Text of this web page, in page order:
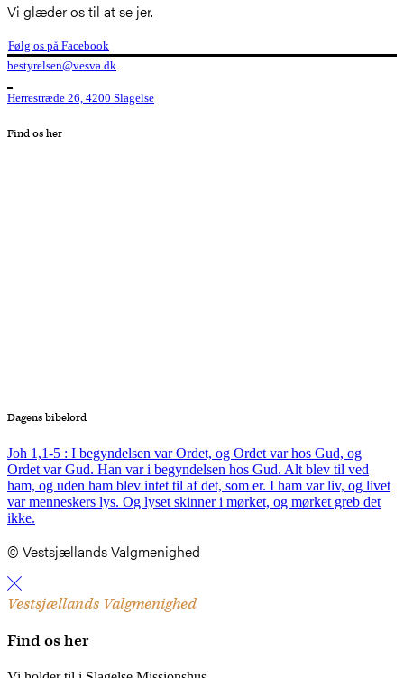
Vi glæder os til at se jer.
Følg os på Facebook
bestyrelsen@vesva.dk
Herrestræde 26, 4200 Slagelse
Find os her
Dagens bibelord
Joh 1,1-5 : I begyndelsen var Ordet, og Ordet var hos Gud, og
Ordet var Gud. Han var i begyndelsen hos Gud. Alt blev til ved
ham, og uden ham blev intet til af det, som er. I ham var liv, og livet
var menneskers lys. Og lyset skinner i mørket, og mørket greb det
ikke.
© Vestsjællands Valgmenighed
Vestsjællands Valgmenighed
Find os her